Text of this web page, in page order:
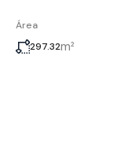
Área
297.32m²